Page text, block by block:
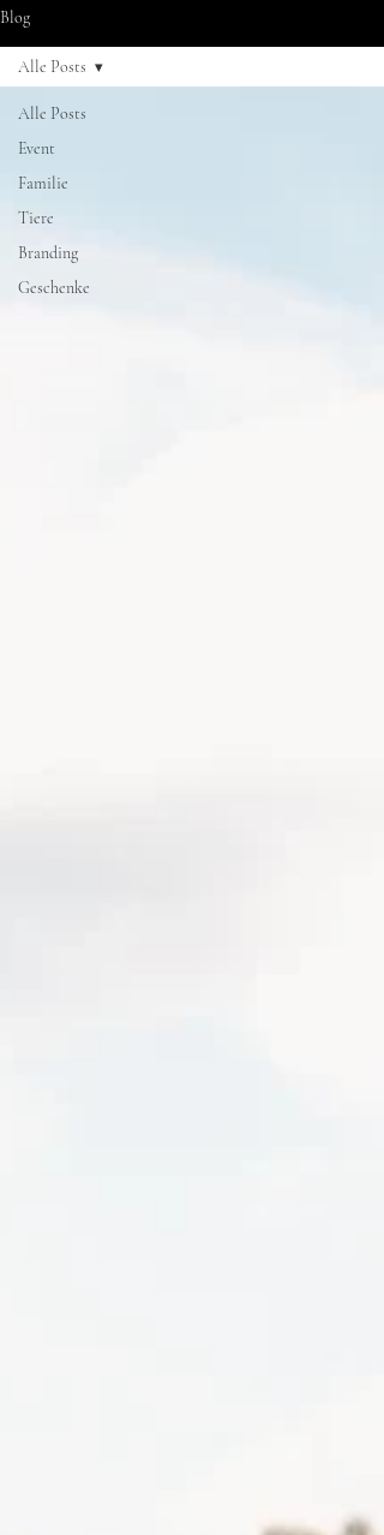
Blog
Alle Posts
Event
Familie
Tiere
Branding
Geschenke
Alle Posts